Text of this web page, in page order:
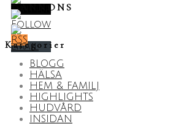
ANNONS
Kategorier
BLOGG
HÄLSA
HEM & FAMILJ
HIGHLIGHTS
HUDVÅRD
INSIDAN